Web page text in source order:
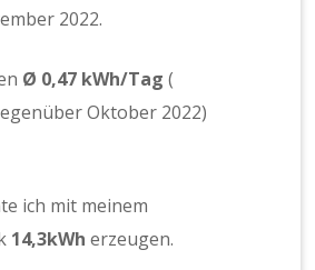
2022.
Ø 0,47 kWh/Tag(
Oktober 2022)
ich mit meinem
14,3kWherzeugen.